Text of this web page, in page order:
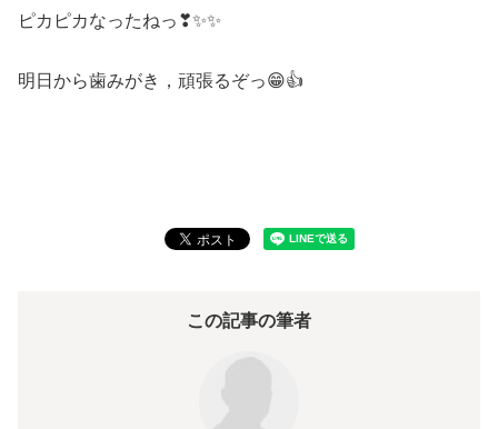
ピカピカなったねっ❣✨✨
明日から歯みがき，頑張るぞっ😁👍
この記事の筆者